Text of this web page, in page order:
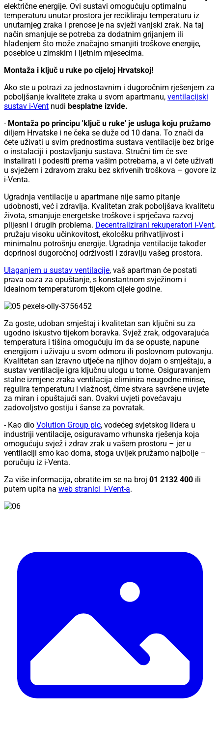
električne energije. Ovi sustavi omogućuju optimalnu
temperaturu unutar prostora jer recikliraju temperaturu iz
unutarnjeg zraka i prenose je na svježi vanjski zrak. Na taj
način smanjuje se potreba za dodatnim grijanjem ili
hlađenjem što može značajno smanjiti troškove energije,
posebice u zimskim i ljetnim mjesecima.
Montaža i ključ u ruke po cijeloj Hrvatskoj!
Ako ste u potrazi za jednostavnim i dugoročnim rješenjem za
poboljšanje kvalitete zraka u svom apartmanu, ventilacijski
sustav i-Vent nudi besplatne izvide.
- Montaža po principu 'ključ u ruke' je usluga koju pružamo
diljem Hrvatske i ne čeka se duže od 10 dana. To znači da
ćete uživati u svim prednostima sustava ventilacije bez brige
o instalaciji i postavljanju sustava. Stručni tim će sve
instalirati i podesiti prema vašim potrebama, a vi ćete uživati
u svježem i zdravom zraku bez skrivenih troškova – govore iz
i-Venta.
Ugradnja ventilacije u apartmane nije samo pitanje
udobnosti, već i zdravlja. Kvalitetan zrak poboljšava kvalitetu
života, smanjuje energetske troškove i sprječava razvoj
plijesni i drugih problema. Decentralizirani rekuperatori i-Vent,
pružaju visoku učinkovitost, ekološku prihvatljivost i
minimalnu potrošnju energije. Ugradnja ventilacije također
doprinosi dugoročnoj održivosti i zdravlju vašeg prostora.
Ulaganjem u sustav ventilacije, vaš apartman će postati
prava oaza za opuštanje, s konstantnom svježinom i
idealnom temperaturom tijekom cijele godine.
Za goste, udoban smještaj i kvalitetan san ključni su za
ugodno iskustvo tijekom boravka. Svjež zrak, odgovarajuća
temperatura i tišina omogućuju im da se opuste, napune
energijom i uživaju u svom odmoru ili poslovnom putovanju.
Kvalitetan san izravno utječe na njihov dojam o smještaju, a
sustav ventilacije igra ključnu ulogu u tome. Osiguravanjem
stalne izmjene zraka ventilacija eliminira neugodne mirise,
regulira temperaturu i vlažnost, čime stvara savršene uvjete
za miran i opuštajući san. Ovakvi uvjeti povećavaju
zadovoljstvo gostiju i šanse za povratak.
- Kao dio Volution Group plc, vodećeg svjetskog lidera u
industriji ventilacije, osiguravamo vrhunska rješenja koja
omogućuju svjež i zdrav zrak u vašem prostoru – jer u
ventilaciji smo kao doma, stoga uvijek pružamo najbolje –
poručuju iz i-Venta.
Za više informacija, obratite im se na broj 01 2132 400 ili
putem upita na web stranici i-Vent-a.